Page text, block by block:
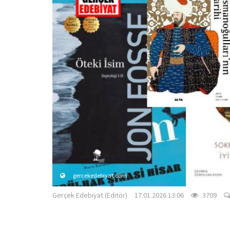
gercekedebiyat.com
Gerçek Edebiyat (Editör) 17.01.2026 13:06 3709